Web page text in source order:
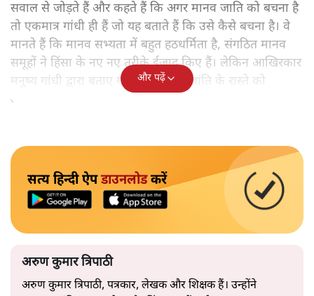
सवाल से जोड़ते हैं और कहते हैं कि अगर मानव जाति को बचना है
तो एकमात्र गांधी ही हैं जो यह बताते हैं कि उसे कैसे बचना है। वे
मानते हैं कि मानव सभ्यता में बहुत हठधर्मिता है, संगठित मानव
समूहों ने हिंसा के नए नए तरीके ईजाद किए हैं। लेकिन आखिरकार
मनुष्य गांधी द्वारा बताए गए अहिंसा और शांति के रास्ते को
अपनाएगा।
और पढ़ें
सत्य हिन्दी ऐपडाउनलोडकरें
अरुण कुमार त्रिपाठी
अरुण कुमार त्रिपाठी, पत्रकार, लेखक और शिक्षक हैं। उन्होंने